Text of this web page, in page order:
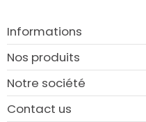
Informations
Nos produits
Notre société
Contact us